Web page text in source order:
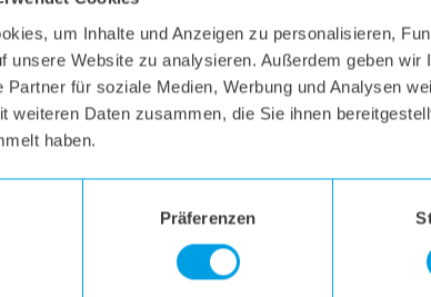
um Inhalte und Anzeigen zu personalisieren,
unsere Website zu analysieren. Außerdem geben
Partner für soziale Medien, Werbung und Analysen
weiteren Daten zusammen, die Sie ihnen
haben.
Präferenzen